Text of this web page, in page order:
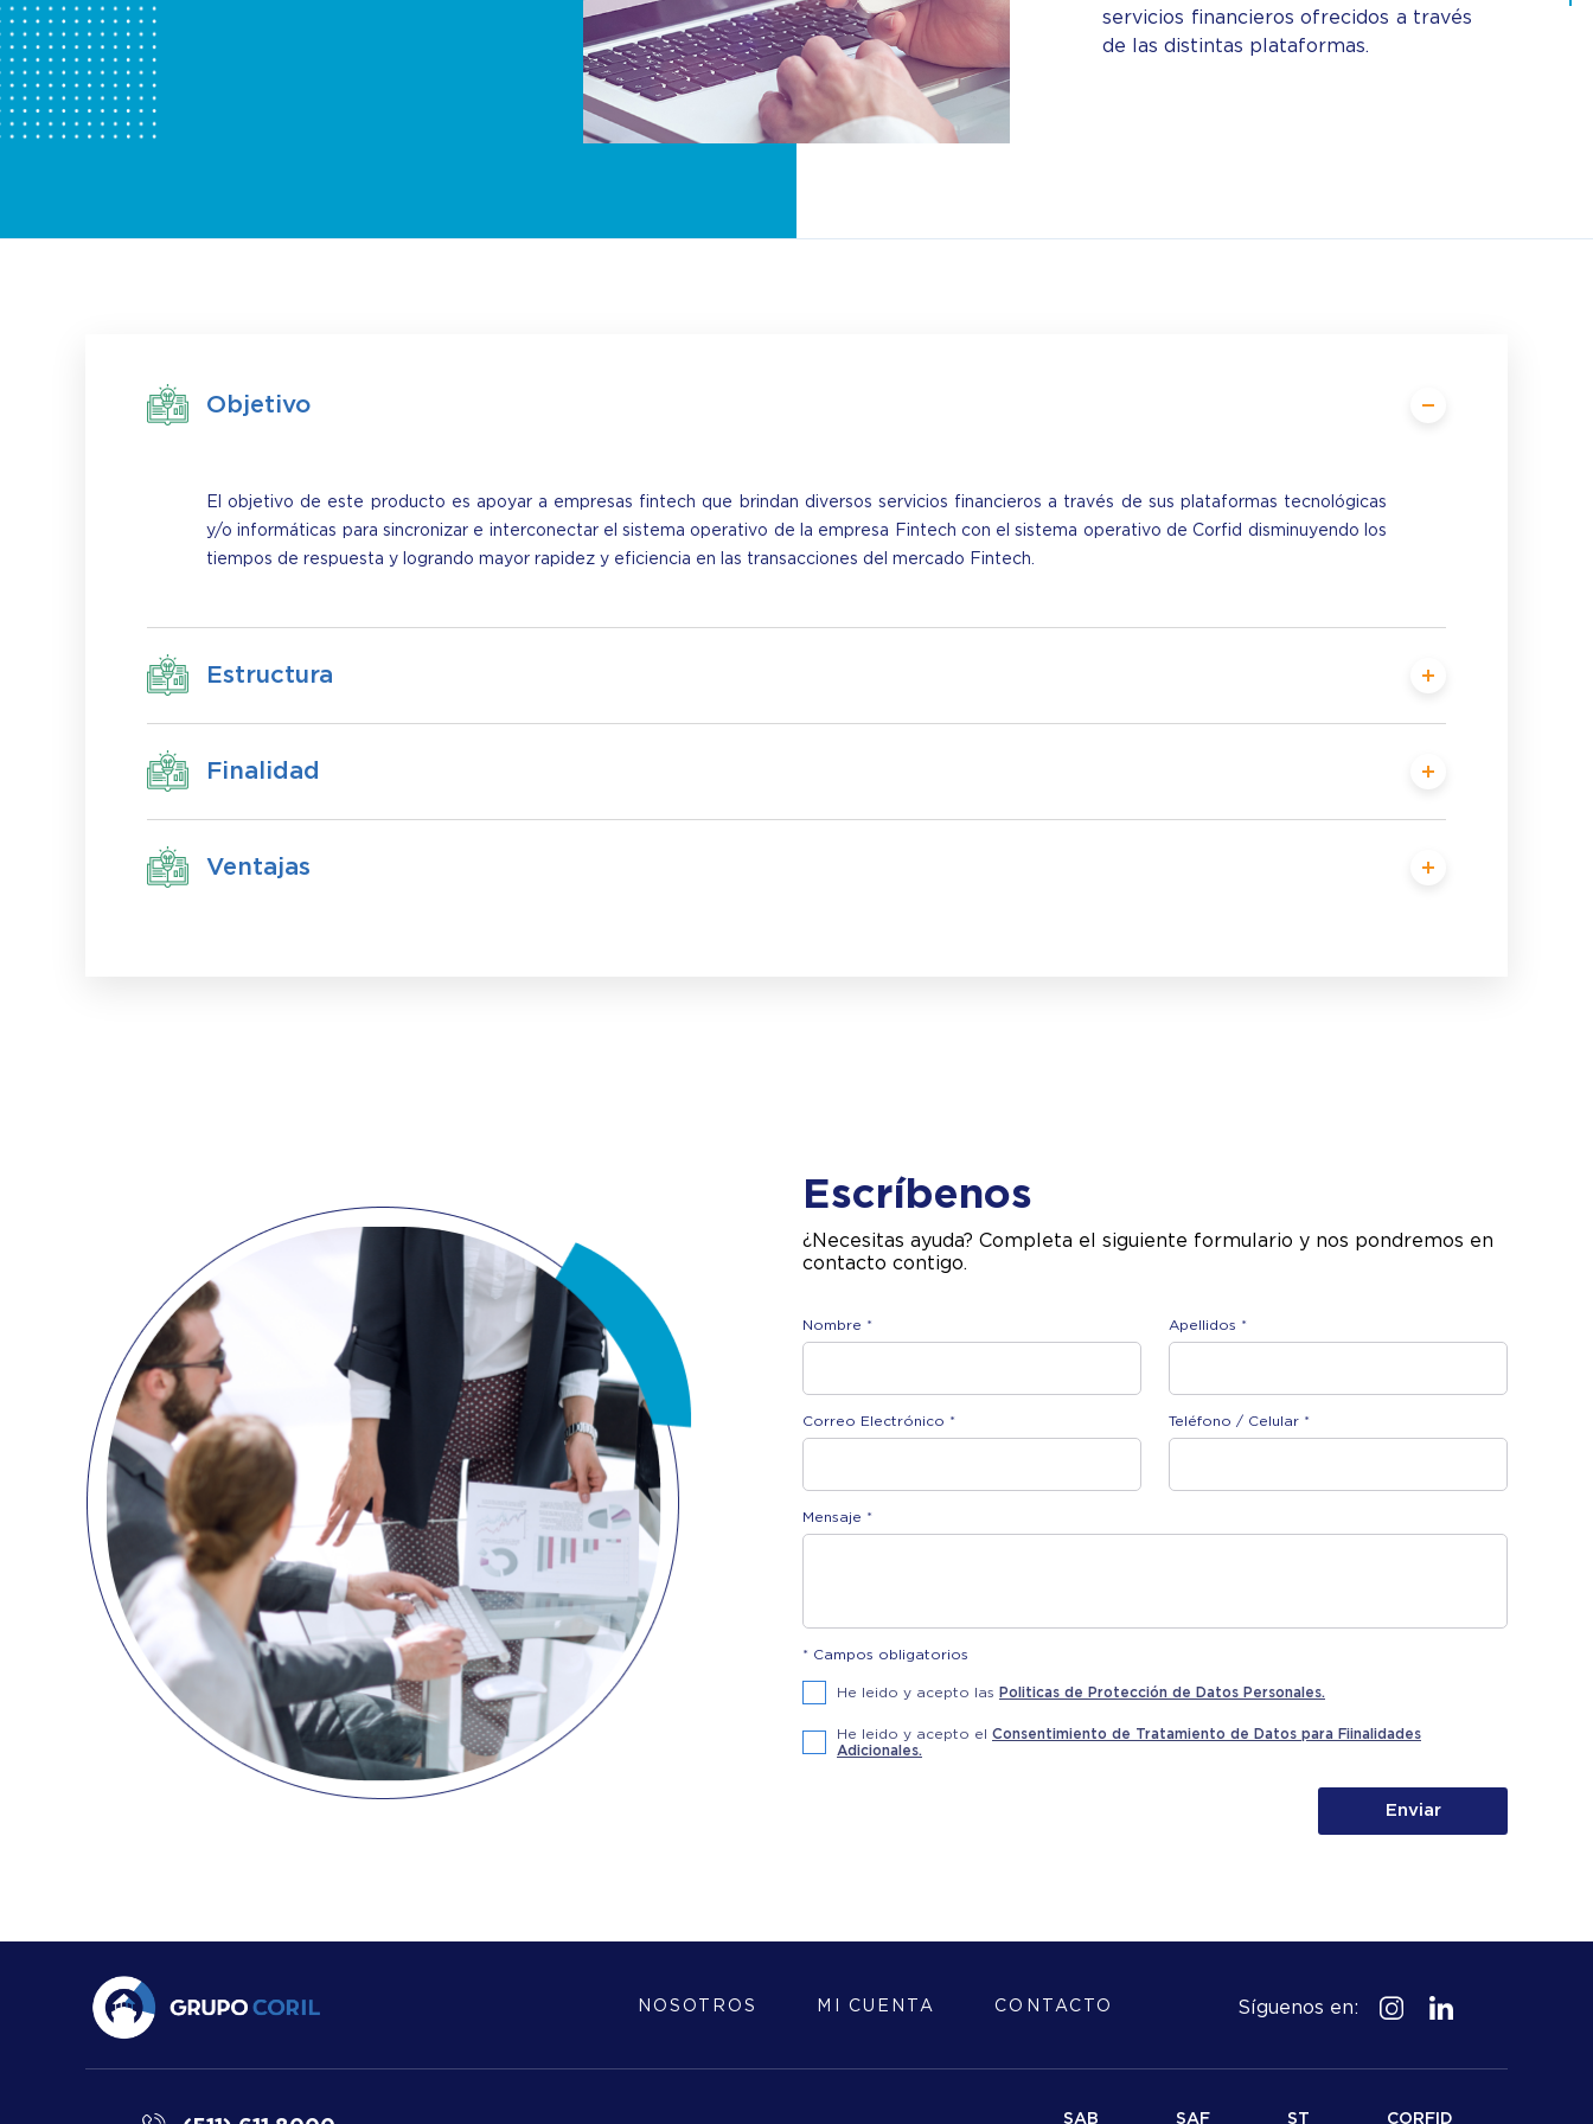
servicios financieros ofrecidos a través
de las distintas plataformas.
Objetivo
El objetivo de este producto es apoyar a empresas fintech que brindan diversos servicios financieros a través de sus plataformas tecnológicas
y/o informáticas para sincronizar e interconectar el sistema operativo de la empresa Fintech con el sistema operativo de Corfid disminuyendo los
tiempos de respuesta y logrando mayor rapidez y eficiencia en las transacciones del mercado Fintech.
Estructura
Finalidad
Ventajas
Escríbenos
¿Necesitas ayuda? Completa el siguiente formulario y nos pondremos en
contacto contigo.
Nombre * Apellidos *
Correo Electrónico * Teléfono / Celular *
Mensaje *
* Campos obligatorios
He leido y acepto las Politicas de Protección de Datos Personales.
He leido y acepto el Consentimiento de Tratamiento de Datos para Fiinalidades
Adicionales.
Enviar
NOSOTROS MI CUENTA CONTACTO Síguenos en:
SAB SAF ST CORFID